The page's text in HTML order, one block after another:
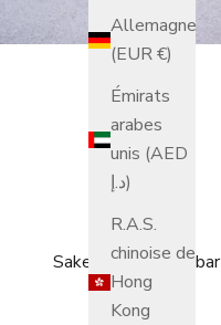
Allemagne
(EUR €)
Émirats
arabes
unis (AED
د.إ)
R.A.S.
chinoise de
Hong
Kong
Sake / Verrerie de bar